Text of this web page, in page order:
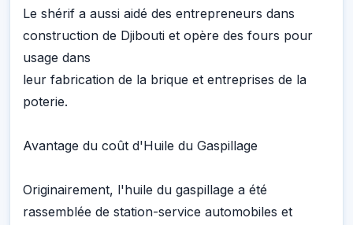
Le shérif a aussi aidé des entrepreneurs dans
construction de Djibouti et opère des fours pour
usage dans
leur fabrication de la brique et entreprises de la
poterie.
Avantage du coût d'Huile du Gaspillage
Originairement, l'huile du gaspillage a été
rassemblée de station-service automobiles et